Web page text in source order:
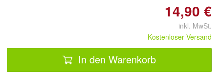
14,90 €
inkl. MwSt.
Kostenloser Versand
In den Warenkorb